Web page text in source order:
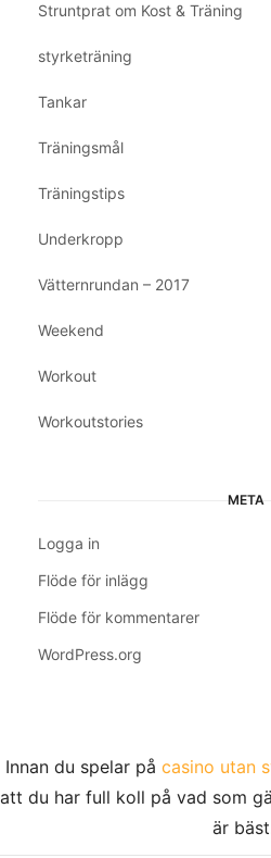
Struntprat om Kost & Träning
styrketräning
Tankar
Träningsmål
Träningstips
Underkropp
Vätternrundan – 2017
Weekend
Workout
Workoutstories
META
Logga in
Flöde för inlägg
Flöde för kommentarer
WordPress.org
Innan du spelar på casino utan
att du har full koll på vad som
är